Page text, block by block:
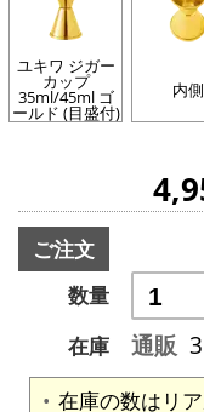
ユキワ ジガー
カップ
35ml/45ml ゴ
ールド (目盛付)
内側
ご注文
数量
在庫
通販 3
在庫の数はリ